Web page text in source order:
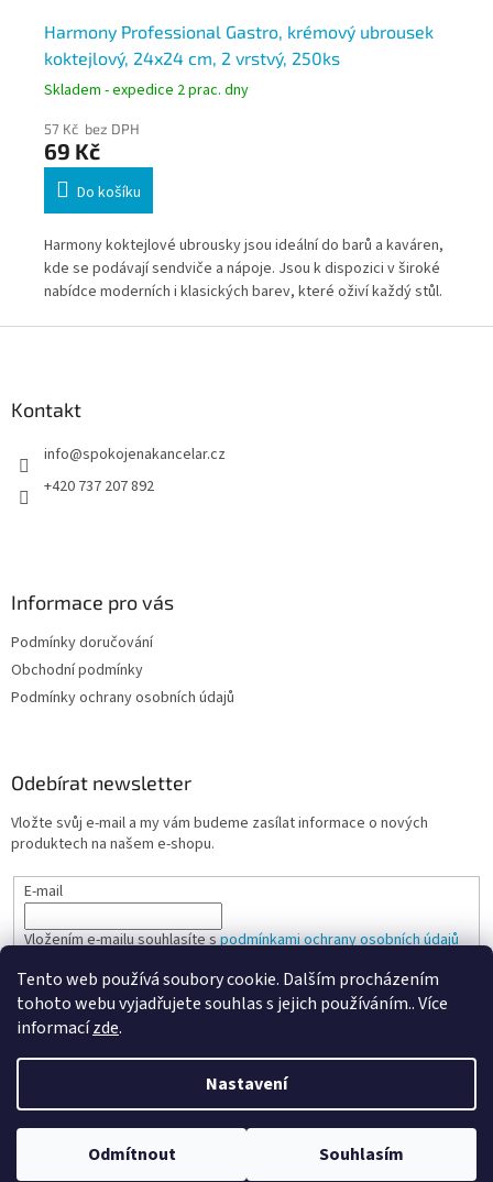
Tento web používá soubory cookie. Dalším procházením
tohoto webu vyjadřujete souhlas s jejich používáním.. Více
informacízde.
Nastavení
Odmítnout Souhlasím
Harmony Professional Gastro, krémový ubrousek
koktejlový, 24x24 cm, 2 vrstvý, 250ks
Skladem - expedice 2 prac. dny
57 Kč bez DPH
69 Kč
Do košíku
Harmony koktejlové ubrousky jsou ideální do barů a kaváren,
kde se podávají sendviče a nápoje. Jsou k dispozici v široké
nabídce moderních i klasických barev, které oživí každý stůl.
Kontakt
info@spokojenakancelar.cz
+420 737 207 892
Informace pro vás
Podmínky doručování
Obchodní podmínky
Podmínky ochrany osobních údajů
Odebírat newsletter
Vložte svůj e-mail a my vám budeme zasílat informace o nových
produktech na našem e-shopu.
E-mail
Vložením e-mailu souhlasíte spodmínkami ochrany osobních údajů
PŘIHLÁSIT SE
Vytvořil Shoptet
Copyright 2026Spokojená kancelář . Všechna práva vyhrazena.